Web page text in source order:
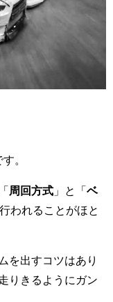
。
周回方式 」と「 ベ
われることがほと
を出すコツはあり
りきるようにガン